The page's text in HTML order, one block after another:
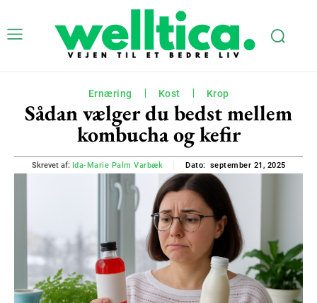
Ernæring Kost Krop
Sådan vælger du bedst mellem
kombucha og kefir
Skrevet af: Ida-Marie Palm Varbæk Dato: september 21, 2025